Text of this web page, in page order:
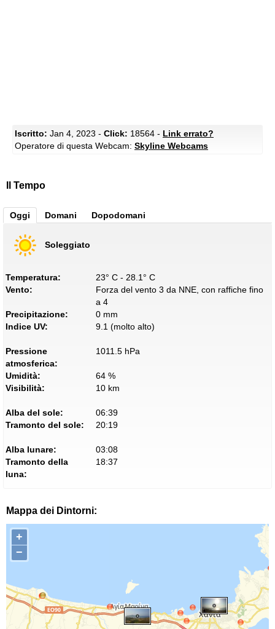
Iscritto: Jan 4, 2023 - Click: 18564 - Link errato?
Operatore di questa Webcam: Skyline Webcams
Il Tempo
Oggi Domani Dopodomani
Soleggiato
Temperatura:
23° C - 28.1° C
Vento:
Forza del vento 3 da NNE, con raffiche fino
a 4
Precipitazione:
0 mm
Indice UV:
9.1 (molto alto)
Pressione
atmosferica:
1011.5 hPa
Umidità:
64 %
Visibilità:
10 km
Alba del sole:
06:39
Tramonto del sole:
20:19
Alba lunare:
03:08
Tramonto della
luna:
18:37
Mappa dei Dintorni:
+
−